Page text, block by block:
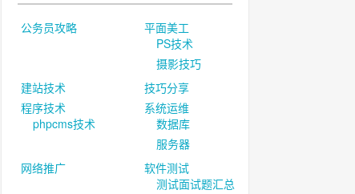
公务员攻略
平面美工
PS技术
摄影技巧
建站技术
技巧分享
程序技术
phpcms技术
系统运维
数据库
服务器
网络推广
软件测试
测试面试题汇总